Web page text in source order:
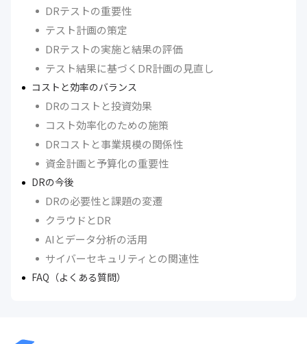
DRテストの重要性
テスト計画の策定
DRテストの実施と結果の評価
テスト結果に基づくDR計画の見直し
コストと効率のバランス
DRのコストと投資効果
コスト効率化のための施策
DRコストと事業規模の関係性
資金計画と予算化の重要性
DRの今後
DRの必要性と課題の変遷
クラウドとDR
AIとデータ分析の活用
サイバーセキュリティとの関連性
FAQ（よくある質問）